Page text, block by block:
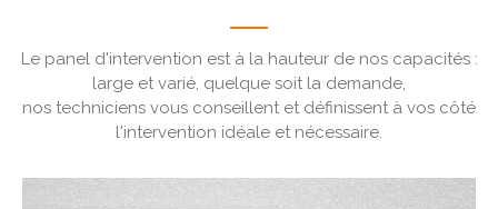
Le panel d'intervention est à la hauteur de nos capacités :
large et varié, quelque soit la demande,
nos techniciens vous conseillent et définissent à vos côté
l'intervention idéale et nécessaire.